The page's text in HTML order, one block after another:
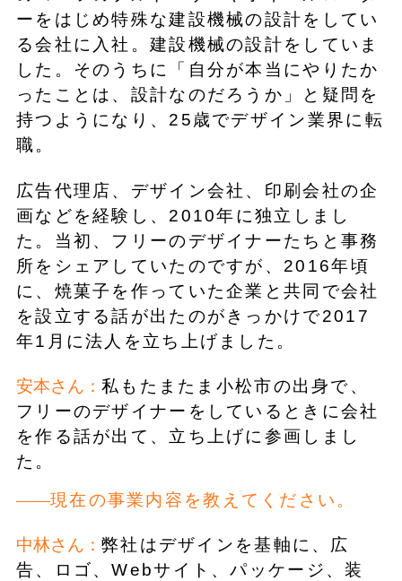
ーをはじめ特殊な建設機械の設計をしてい
る会社に入社。建設機械の設計をしていま
した。そのうちに「自分が本当にやりたか
ったことは、設計なのだろうか」と疑問を
持つようになり、25歳でデザイン業界に転
職。
広告代理店、デザイン会社、印刷会社の企
画などを経験し、2010年に独立しまし
た。当初、フリーのデザイナーたちと事務
所をシェアしていたのですが、2016年頃
に、焼菓子を作っていた企業と共同で会社
を設立する話が出たのがきっかけで2017
年1月に法人を立ち上げました。
安本さん： 私もたまたま小松市の出身で、
フリーのデザイナーをしているときに会社
を作る話が出て、立ち上げに参画しまし
た。
現在の事業内容を教えてください。
中林さん： 弊社はデザインを基軸に、広
告、ロゴ、Webサイト、パッケージ、装